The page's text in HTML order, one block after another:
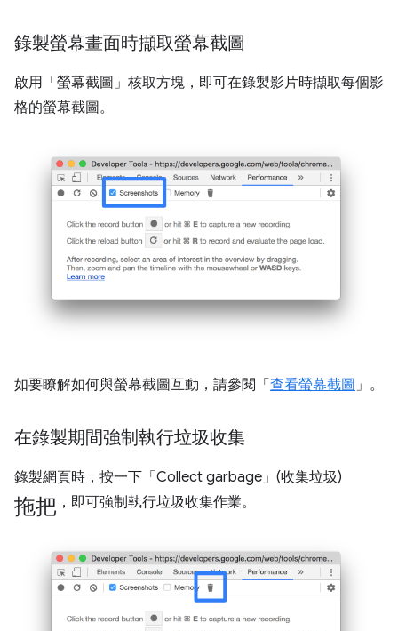
錄製螢幕畫面時擷取螢幕截圖
啟用「螢幕截圖」 核取方塊，即可在錄製影片時擷取每個影
格的螢幕截圖。
如要瞭解如何與螢幕截圖互動，請參閱「 查看螢幕截圖 」。
在錄製期間強制執行垃圾收集
錄製網頁時，按一下「Collect garbage」(收集垃圾)
拖把 ，即可強制執行垃圾收集作業。